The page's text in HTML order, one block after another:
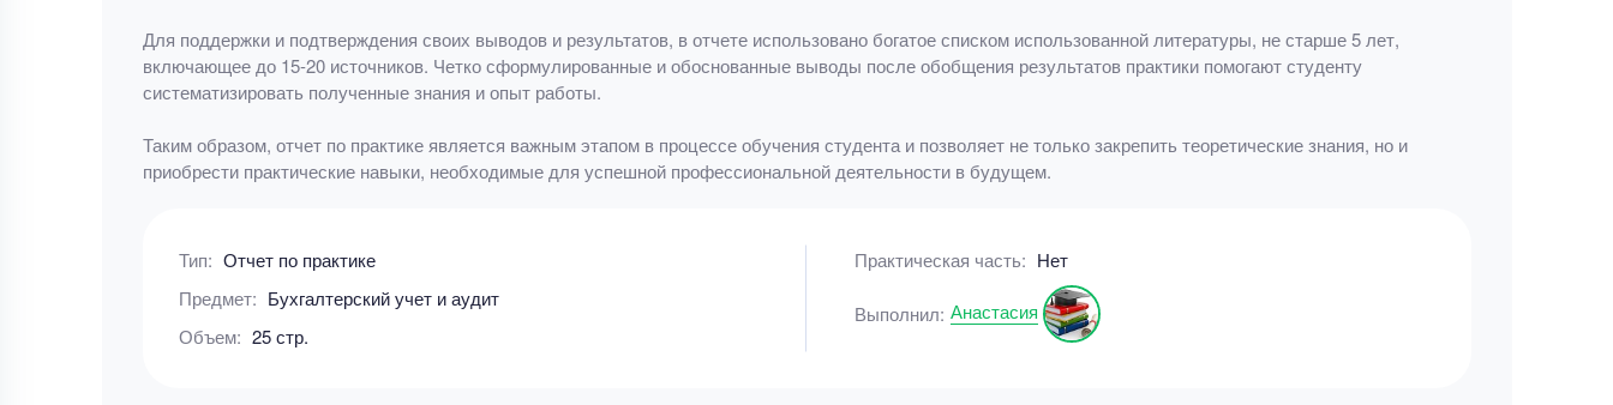
Для поддержки и подтверждения своих выводов и результатов, в отчете использовано богатое списком использованной литературы, не старше 5 лет,
включающее до 15-20 источников. Четко сформулированные и обоснованные выводы после обобщения результатов практики помогают студенту
систематизировать полученные знания и опыт работы.
Таким образом, отчет по практике является важным этапом в процессе обучения студента и позволяет не только закрепить теоретические знания, но и
приобрести практические навыки, необходимые для успешной профессиональной деятельности в будущем.
Тип: Отчет по практике
Предмет: Бухгалтерский учет и аудит
Объем: 25 стр.
Практическая часть: Нет
Выполнил: Анастасия